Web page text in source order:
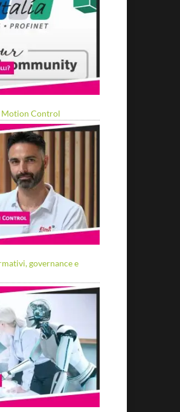
Motion Control
governance e